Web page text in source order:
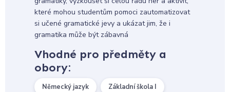
které mohou studentům pomoci zautomatizovat
si učené gramatické jevy a ukázat jim, že i
gramatika může být zábavná
Vhodné pro předměty a
obory:
Německý jazyk Základní škola I